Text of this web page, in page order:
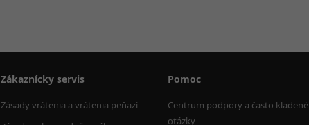
Zákaznícky servis
Zásady vrátenia a vrátenia peňazí
Pomoc
Centrum podpory a často kladené
otázky